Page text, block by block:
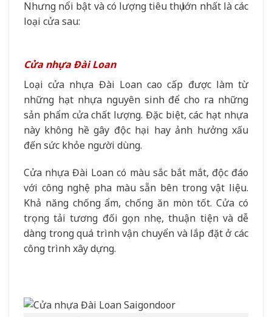
Nhưng nổi bật và có lượng tiêu thụ lớn nhất là các
loại cửa sau:
Cửa nhựa Đài Loan
Loại cửa nhựa Đài Loan cao cấp được làm từ
những hạt nhựa nguyên sinh để cho ra những
sản phẩm cửa chất lượng. Đặc biệt, các hạt nhựa
này không hề gây độc hại hay ảnh hưởng xấu
đến sức khỏe người dùng.
Cửa nhựa Đài Loan có màu sắc bắt mắt, độc đáo
với công nghệ pha màu sẵn bên trong vật liệu.
Khả năng chống ẩm, chống ăn mòn tốt. Cửa có
trọng tải tương đối gọn nhẹ, thuận tiện và dễ
dàng trong quá trình vận chuyển và lắp đặt ở các
công trình xây dựng.